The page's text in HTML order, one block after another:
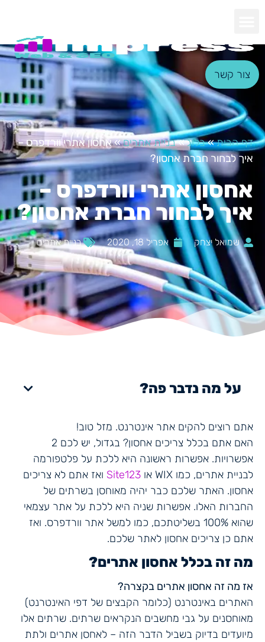
צור קשר
דף הבית»בלוג»בניית אתרים»אחסון אתרי וורדפרס –
איך לבחור חברת אחסון?
אחסון אתרי וורדפרס –
איך לבחור חברת אחסון?
שמואל יצחק אפריל 18, 2020 בניית אתרים
על מה נדבר פה?
אתם רוצים להקים אתר אינטרנט. מזל טוב!
האם אתם בכלל צריכים אחסון? בגדול, יש לכם 2
אפשרויות. אפשרות ראשונה היא ללכת על פלטפורמה
לבניית אתרים, כמו WIX או
Site123 ואז אתם לא צריכים
אחסון. האתר שלכם כבר יהיה מאוחסן בשרתים של
החברות האלו. אפשרות שניה היא ללכת על אתר עצמאי
שהוא 100% בשליטתכם, כמו למשל אתר וורדפרס. ואז
אתם כן צריכים אחסון לאתר שלכם.
מה זה בכלל אחסון אתרים?
אז מה זה אחסון אתרים בקצרה?
האתרים באינטרנט (כלומר הקבצים של דפי האינטרנט)
מאוחסנים על גבי מחשבים הנקראים שרתים. שרתים אלו
מיועדים בדיוק בשביל הדבר הזה – לאחסן אתרים ולתת